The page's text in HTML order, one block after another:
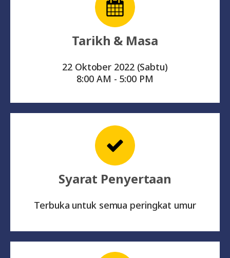
Tarikh & Masa
22 Oktober 2022 (Sabtu)
8:00 AM - 5:00 PM
Syarat Penyertaan
Terbuka untuk semua peringkat umur